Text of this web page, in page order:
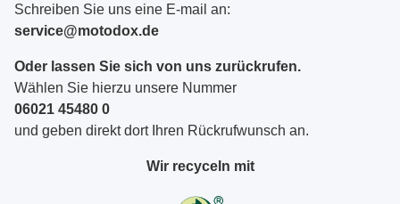
Schreiben Sie uns eine E-mail an:
service@motodox.de
Oder lassen Sie sich von uns zurückrufen.
Wählen Sie hierzu unsere Nummer
06021 45480 0
und geben direkt dort Ihren Rückrufwunsch an.
Wir recyceln mit